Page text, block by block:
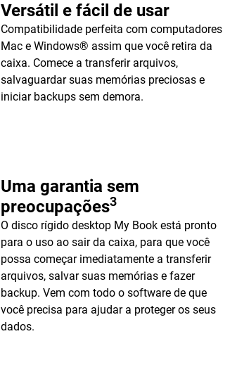
Versátil e fácil de usar
Compatibilidade perfeita com computadores
Mac e Windows® assim que você retira da
caixa. Comece a transferir arquivos,
salvaguardar suas memórias preciosas e
iniciar backups sem demora.
Uma garantia sem
preocupações3
O disco rígido desktop My Book está pronto
para o uso ao sair da caixa, para que você
possa começar imediatamente a transferir
arquivos, salvar suas memórias e fazer
backup. Vem com todo o software de que
você precisa para ajudar a proteger os seus
dados.